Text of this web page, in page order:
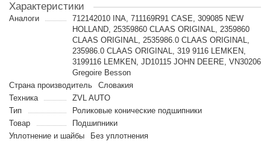
Характеристики
Аналоги
712142010 INA, 711169R91 CASE, 309085 NEW
HOLLAND, 25359860 CLAAS ORIGINAL, 2359860
CLAAS ORIGINAL, 2535986.0 CLAAS ORIGINAL,
235986.0 CLAAS ORIGINAL, 319 9116 LEMKEN,
3199116 LEMKEN, JD10115 JOHN DEERE, VN30206
Gregoire Besson
Страна производитель
Словакия
Техника
ZVL AUTO
Тип
Роликовые конические подшипники
Товар
Подшипники
Уплотнение и шайбы
Без уплотнения